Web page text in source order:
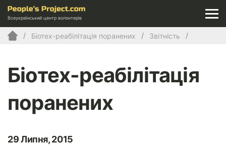
Всеукраїнський центр волонтерів
Біотех-реабілітація поранених Звітність
Біотех-реабілітація
поранених
29 Липня, 2015